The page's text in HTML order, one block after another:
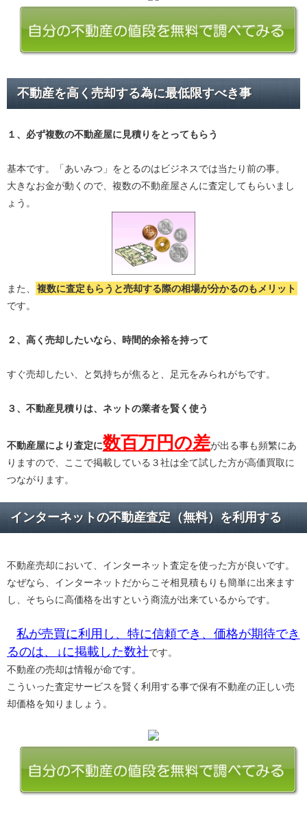
不動産を高く売却する為に最低限すべき事
１、必ず複数の不動産屋に見積り をとってもらう
基本です。「あいみつ」をとるのはビジネスでは当たり前の事。
大きなお金が動くので、複数の不動産屋さんに査定してもらいまし
ょう。
また、 複数に査定もらうと売却する際の相場が分かるのもメリット
です。
２、高く売却したいなら、時間的余裕を持って
すぐ売却したい、と気持ちが焦ると、足元をみられがちです。
３、不動産見積りは、ネットの業者を賢く使う
不動産屋により査定に数百万円の差が出る事も頻繁にあ
りますので、ここで掲載している３社は全て試した方が高価買取に
つながります。
インターネットの不動産査定（無料）を利用する
不動産売却において、インターネット査定を使った方が良いです。
なぜなら、インターネットだからこそ相見積もりも簡単に出来ます
し、そちらに高価格を出すという商流が出来ているからです。
私が売買に利用し、特に信頼でき、価格が期待でき
るのは、↓に掲載した数社です。
不動産の売却は情報が命です。
こういった査定サービスを賢く利用する事で保有不動産の正しい売
却価格を知りましょう。